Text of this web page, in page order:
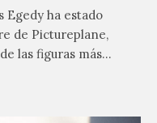
Egedy ha estado
de Pictureplane,
las figuras más